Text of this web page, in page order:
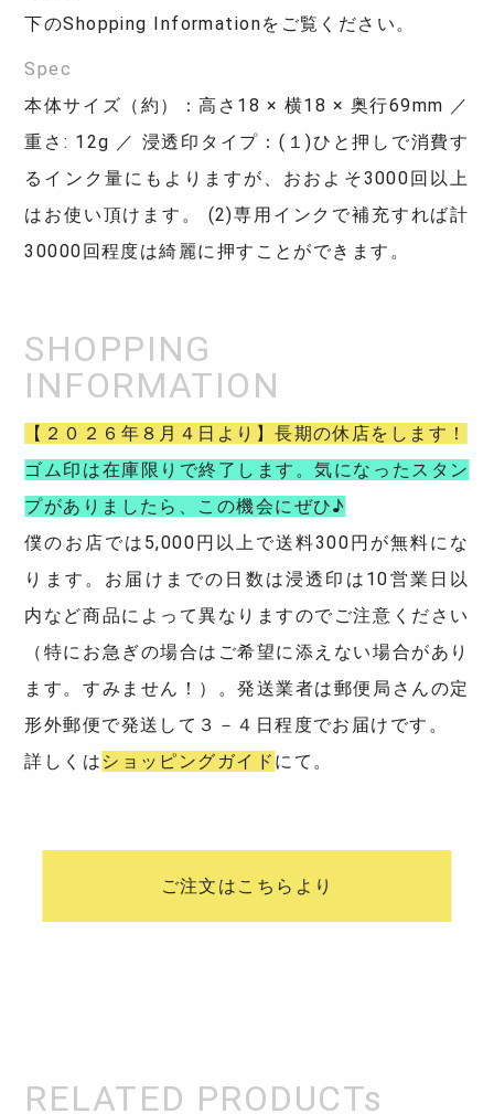
下のShopping Informationをご覧ください。
Spec
本体サイズ（約）：高さ18 × 横18 × 奥行69mm ／
重さ: 12g ／ 浸透印タイプ：(１)ひと押しで消費す
るインク量にもよりますが、おおよそ3000回以上
はお使い頂けます。 (2)専用インクで補充すれば計
30000回程度は綺麗に押すことができます。
【２０２６年８月４日より】長期の休店をします！
ゴム印は在庫限りで終了します。気になったスタン
プがありましたら、この機会にぜひ♪
僕のお店では5,000円以上で送料300円が無料にな
ります。お届けまでの日数は浸透印は10営業日以
内など商品によって異なりますのでご注意ください
（特にお急ぎの場合はご希望に添えない場合があり
ます。すみません！）。発送業者は郵便局さんの定
形外郵便で発送して３－４日程度でお届けです。
詳しくは ショッピングガイド にて。
ご注文はこちらより